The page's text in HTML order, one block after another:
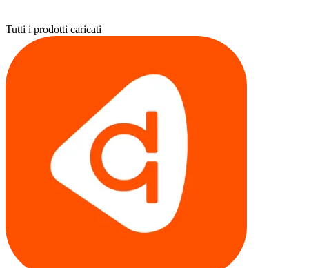
Tutti i prodotti caricati